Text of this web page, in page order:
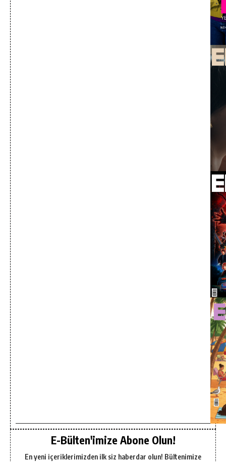
E-Bülten'imize Abone Olun!
En yeni içeriklerimizden ilk siz haberdar olun! Bültenimize